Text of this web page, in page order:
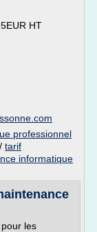
HT
professionnel
/ tarif
informatique
les